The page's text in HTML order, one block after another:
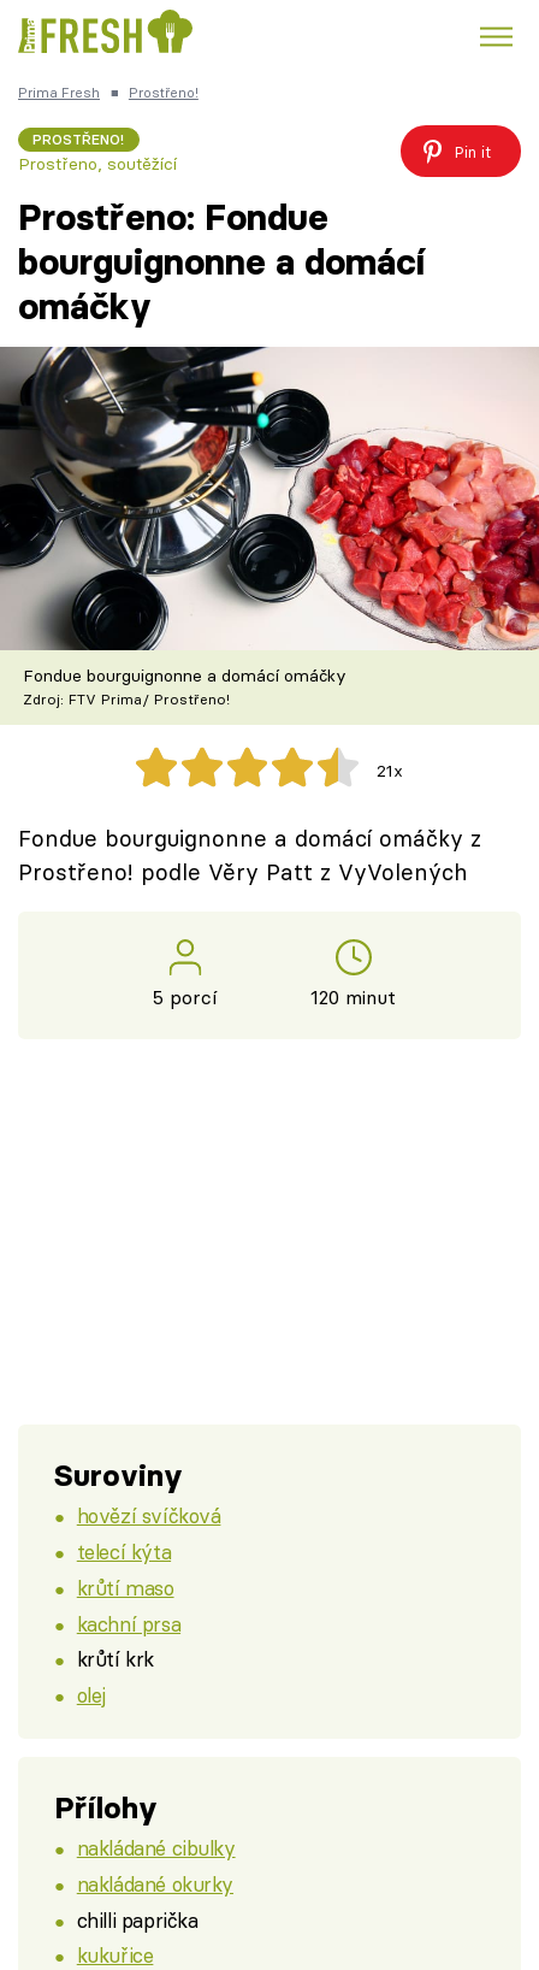
Česká kuchyně
Témata
Recepty
Články
TV Program
Škola vaření
Recepty z TV
Speciál: Cuketa
Těhotnej kuchař
Přihlášení
Prima Fresh ■ Prostřeno!
PROSTŘENO!
Prostřeno, soutěžící
Pin it
Prostřeno: Fondue
bourguignonne a domácí
omáčky
Fondue bourguignonne a domácí omáčky
Zdroj: FTV Prima/ Prostřeno!
21x
Fondue bourguignonne a domácí omáčky z
Prostřeno! podle Věry Patt z VyVolených
5 porcí 120 minut
Suroviny
hovězí svíčková
telecí kýta
krůtí maso
kachní prsa
krůtí krk
olej
Přílohy
nakládané cibulky
nakládané okurky
chilli paprička
kukuřice